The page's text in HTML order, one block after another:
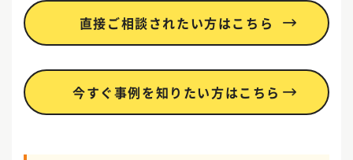
直接ご相談されたい方はこちら
今すぐ事例を知りたい方はこちら